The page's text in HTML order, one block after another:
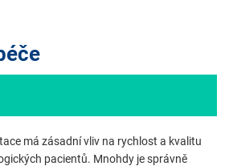
má zásadní vliv na rychlost a kvalitu
pacientů. Mnohdy je správně